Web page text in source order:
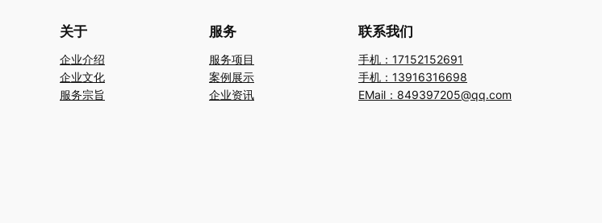
关于
企业介绍
企业文化
服务宗旨
服务
服务项目
案例展示
企业资讯
联系我们
手机：17152152691
手机：13916316698
EMail：849397205@qq.com